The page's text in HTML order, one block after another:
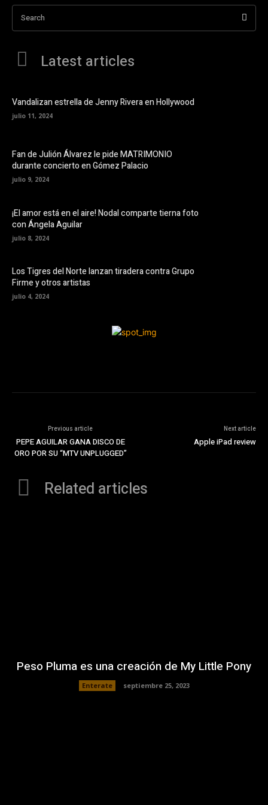
Search
Latest articles
Vandalizan estrella de Jenny Rivera en Hollywood
julio 11, 2024
Fan de Julión Álvarez le pide MATRIMONIO
durante concierto en Gómez Palacio
julio 9, 2024
¡El amor está en el aire! Nodal comparte tierna foto
con Ángela Aguilar
julio 8, 2024
Los Tigres del Norte lanzan tiradera contra Grupo
Firme y otros artistas
julio 4, 2024
Previous article
PEPE AGUILAR GANA DISCO DE
ORO POR SU “MTV UNPLUGGED”
Next article
Apple iPad review
Related articles
Peso Pluma es una creación de My Little Pony
Enterate septiembre 25, 2023